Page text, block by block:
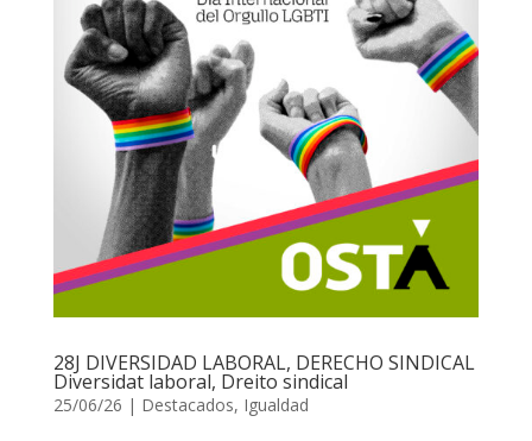
28J DIVERSIDAD LABORAL, DERECHO SINDICAL
Diversidat laboral, Dreito sindical
25/06/26 | Destacados, Igualdad